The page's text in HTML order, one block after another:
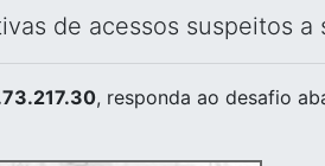
de acessos suspeitos
, responda ao desafio